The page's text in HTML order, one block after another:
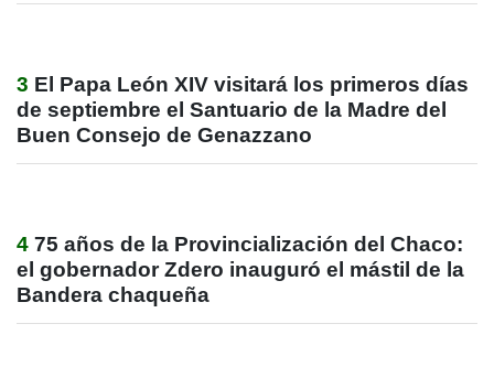
3 El Papa León XIV visitará los primeros días
de septiembre el Santuario de la Madre del
Buen Consejo de Genazzano
4 75 años de la Provincialización del Chaco:
el gobernador Zdero inauguró el mástil de la
Bandera chaqueña